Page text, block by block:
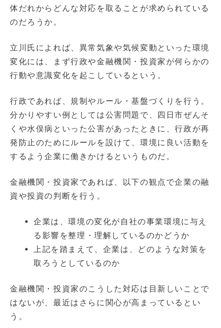
体だれからどんな対応を取ることが求められている
のだろうか。
立川氏によれば、異常気象や気候変動といった環境
変化には、まず行政や金融機関・投資家が何らかの
行動や意識変化を起こしているという。
行政であれば、規制やルール・基盤づくりを行う。
分かりやすい例としては公害問題で、四日市ぜんそ
くや水俣病といった公害があったときに、行政が再
発防止のためにルールを設けて、環境に良い活動を
するよう企業に働きかけるというものだ。
金融機関・投資家であれば、以下の観点で企業の融
資や投資の判断を行う。
企業は、環境の変化が自社の事業環境に与え
る影響を整理・理解しているのかどうか
上記を踏まえて、企業は、どのような対策を
取ろうとしているのか
金融機関・投資家のこうした対応は目新しいことで
はないが、最近はさらに関心が高まっているとい
う。